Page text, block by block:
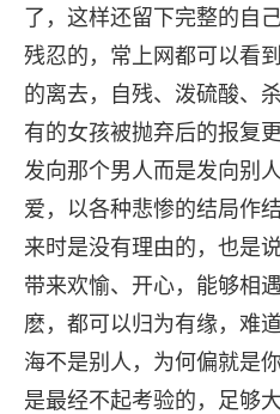
了，这样还留下完整的自
残忍的，常上网都可以看
的离去，自残、泼硫酸、
有的女孩被抛弃后的报复
发向那个男人而是发向别
爱，以各种悲惨的结局作
来时是没有理由的，也是
带来欢愉、开心，能够相
麽，都可以归为有缘，难
海不是别人，为何偏就是
是最经不起考验的，足够